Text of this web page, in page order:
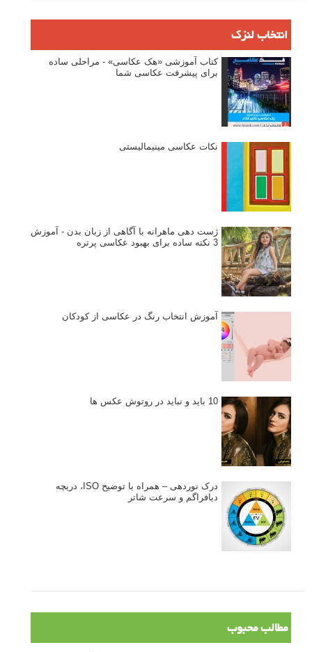
انتخاب لنزک
کتاب آموزشی «هک عکاسی» - مراحلی ساده
برای پیشرفت عکاسی شما
نکات عکاسی مینیمالیستی
ژست دهی ماهرانه با آگاهی از زبان بدن - آموزش
3 نکته ساده برای بهبود عکاسی پرتره
آموزش انتخاب رنگ در عکاسی از کودکان
10 باید و نباید در روتوش عکس ها
درک نوردهی – همراه با توضیح ISO، دریچه
دیافراگم و سرعت شاتر
مطالب محبوب